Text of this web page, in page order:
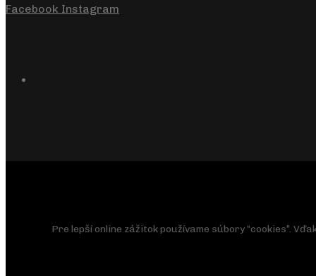
Facebook Instagram
Pre lepší online zážitok používame súbory “cookies”.